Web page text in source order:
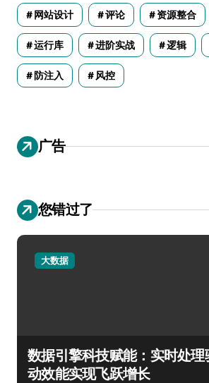
网站设计 评论 资源整合
运行库 进阶实战 逻辑
防注入 风控
广告
您错过了
大数据
数据引擎科技赋能：实时处理
动效能实现飞跃增长